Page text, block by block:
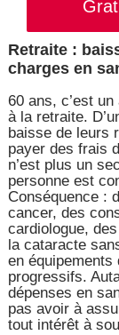
Retraite :
charges en
60 ans, c’est
à la retraite.
baisse de leurs
payer des frais
n’est plus un
personne est
Conséquence :
cancer, des
cardiologue,
la cataracte
en équipements
progressifs.
dépenses en
pas avoir à
tout intérêt à